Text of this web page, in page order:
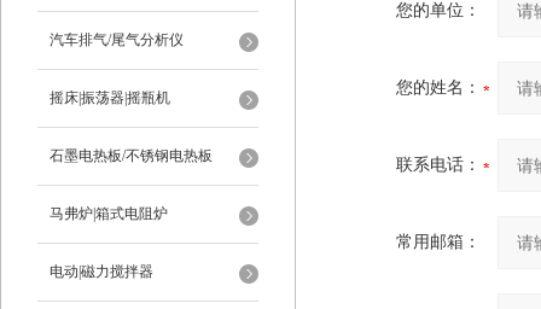
汽车排气/尾气分析仪
摇床|振荡器|摇瓶机
石墨电热板/不锈钢电热板
马弗炉|箱式电阻炉
电动|磁力搅拌器
您的单位：
您的姓名：
联系电话：
常用邮箱：